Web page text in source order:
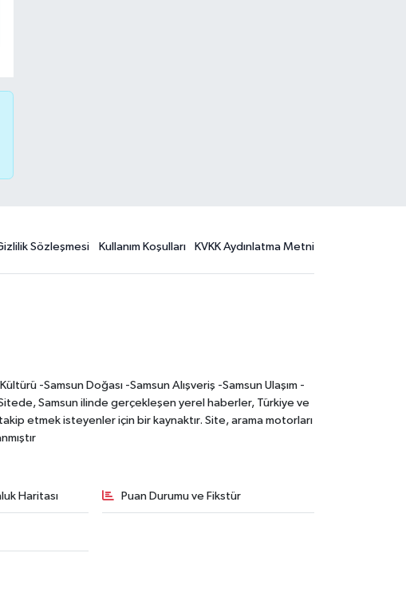
Sözleşmesi Kullanım Koşulları KVKK Aydınlatma Metni
-Samsun Doğası -Samsun Alışveriş -Samsun Ulaşım -
Samsun ilinde gerçekleşen yerel haberler, Türkiye ve
etmek isteyenler için bir kaynaktır. Site, arama motorları
Haritası Puan Durumu ve Fikstür